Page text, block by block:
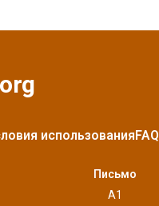
использованияFAQ
Письмо
A1